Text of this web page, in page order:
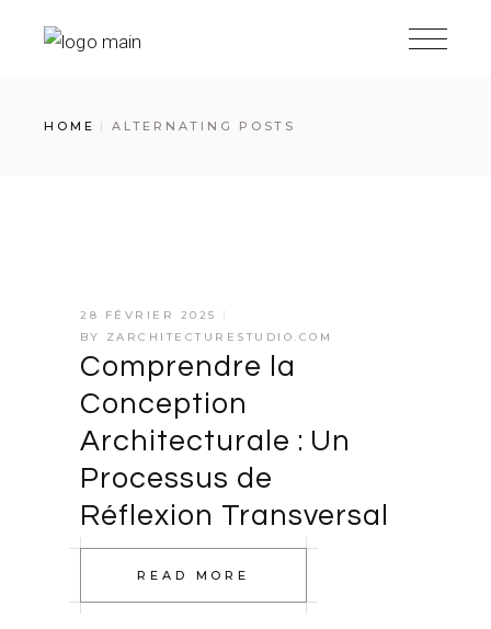
HOME ALTERNATING POSTS
28 FÉVRIER 2025
BY ZARCHITECTURESTUDIO.COM
Comprendre la
Conception
Architecturale : Un
Processus de
Réflexion Transversal
READ MORE